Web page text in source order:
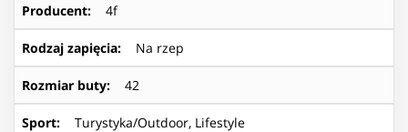
Producent: 4f
Rodzaj zapięcia: Na rzep
Rozmiar buty: 42
Sport: Turystyka/Outdoor, Lifestyle